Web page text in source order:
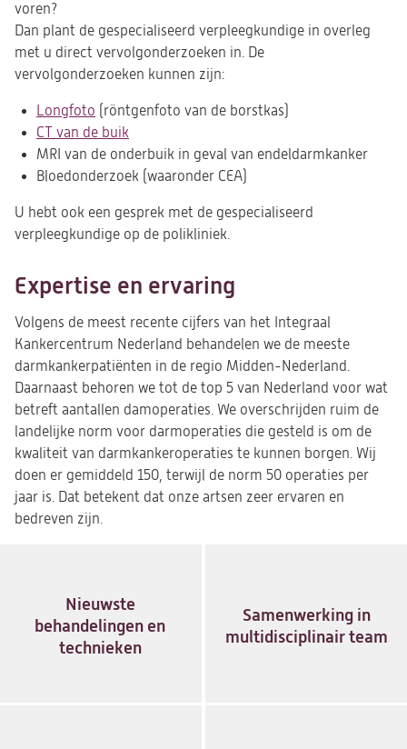
voren?
Dan plant de gespecialiseerd verpleegkundige in overleg
met u direct vervolgonderzoeken in. De
vervolgonderzoeken kunnen zijn:
Longfoto (röntgenfoto van de borstkas)
CT van de buik
MRI van de onderbuik in geval van endeldarmkanker
Bloedonderzoek (waaronder CEA)
U hebt ook een gesprek met de gespecialiseerd
verpleegkundige op de polikliniek.
Expertise en ervaring
Volgens de meest recente cijfers van het Integraal
Kankercentrum Nederland behandelen we de meeste
darmkankerpatiënten in de regio Midden-Nederland.
Daarnaast behoren we tot de top 5 van Nederland voor wat
betreft aantallen damoperaties. We overschrijden ruim de
landelijke norm voor darmoperaties die gesteld is om de
kwaliteit van darmkankeroperaties te kunnen borgen. Wij
doen er gemiddeld 150, terwijl de norm 50 operaties per
jaar is. Dat betekent dat onze artsen zeer ervaren en
bedreven zijn.
Nieuwste
behandelingen en
technieken
Samenwerking in
multidisciplinair team